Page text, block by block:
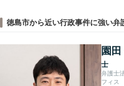
徳島市から近い行政事件に強い弁
園
士
弁護士法
フィス